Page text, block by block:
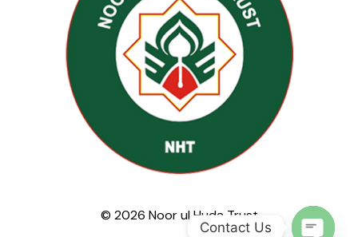
© 2026 Noor ul Huda Trust
Contact Us